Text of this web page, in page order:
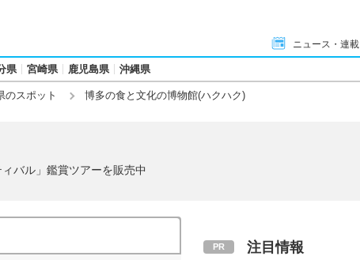
ニュース・連載
県 宮崎県 鹿児島県 沖縄県
のスポット 博多の食と文化の博物館(ハクハク)
バル」鑑賞ツアーを販売中
注目情報